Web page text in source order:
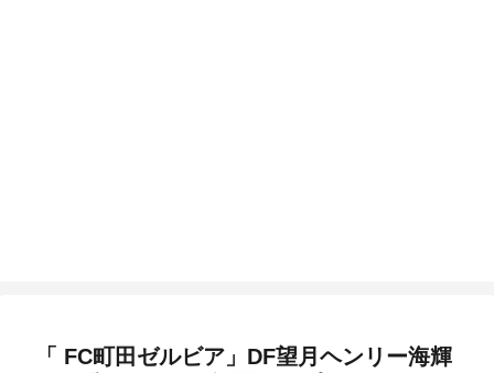
「 FC町田ゼルビア」DF望月ヘンリー海輝